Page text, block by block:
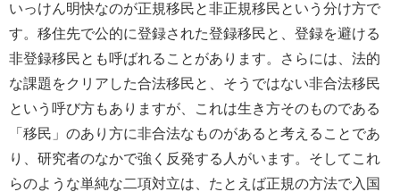
いっけん明快なのが正規移民と非正規移民という分け方で
す。移住先で公的に登録された登録移民と、登録を避ける
非登録移民とも呼ばれることがあります。さらには、法的
な課題をクリアした合法移民と、そうではない非合法移民
という呼び方もありますが、これは生き方そのものである
「移民」のあり方に非合法なものがあると考えることであ
り、研究者のなかで強く反発する人がいます。そしてこれ
らのような単純な二項対立は、たとえば正規の方法で入国